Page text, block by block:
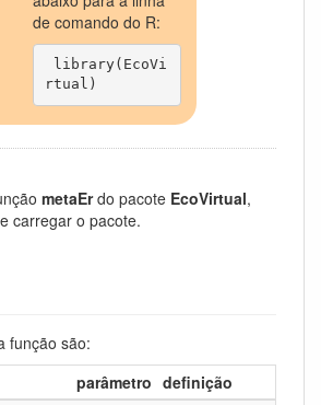
de comando do R:
rtual)
metaErdo pacote EcoVirtual,
carregar o pacote.
função são:
parâmetro definição